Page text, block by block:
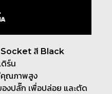
สี Black
ดิร์น
คุณภาพสูง
งปลั๊ก เพื่อปล่อย และตัด